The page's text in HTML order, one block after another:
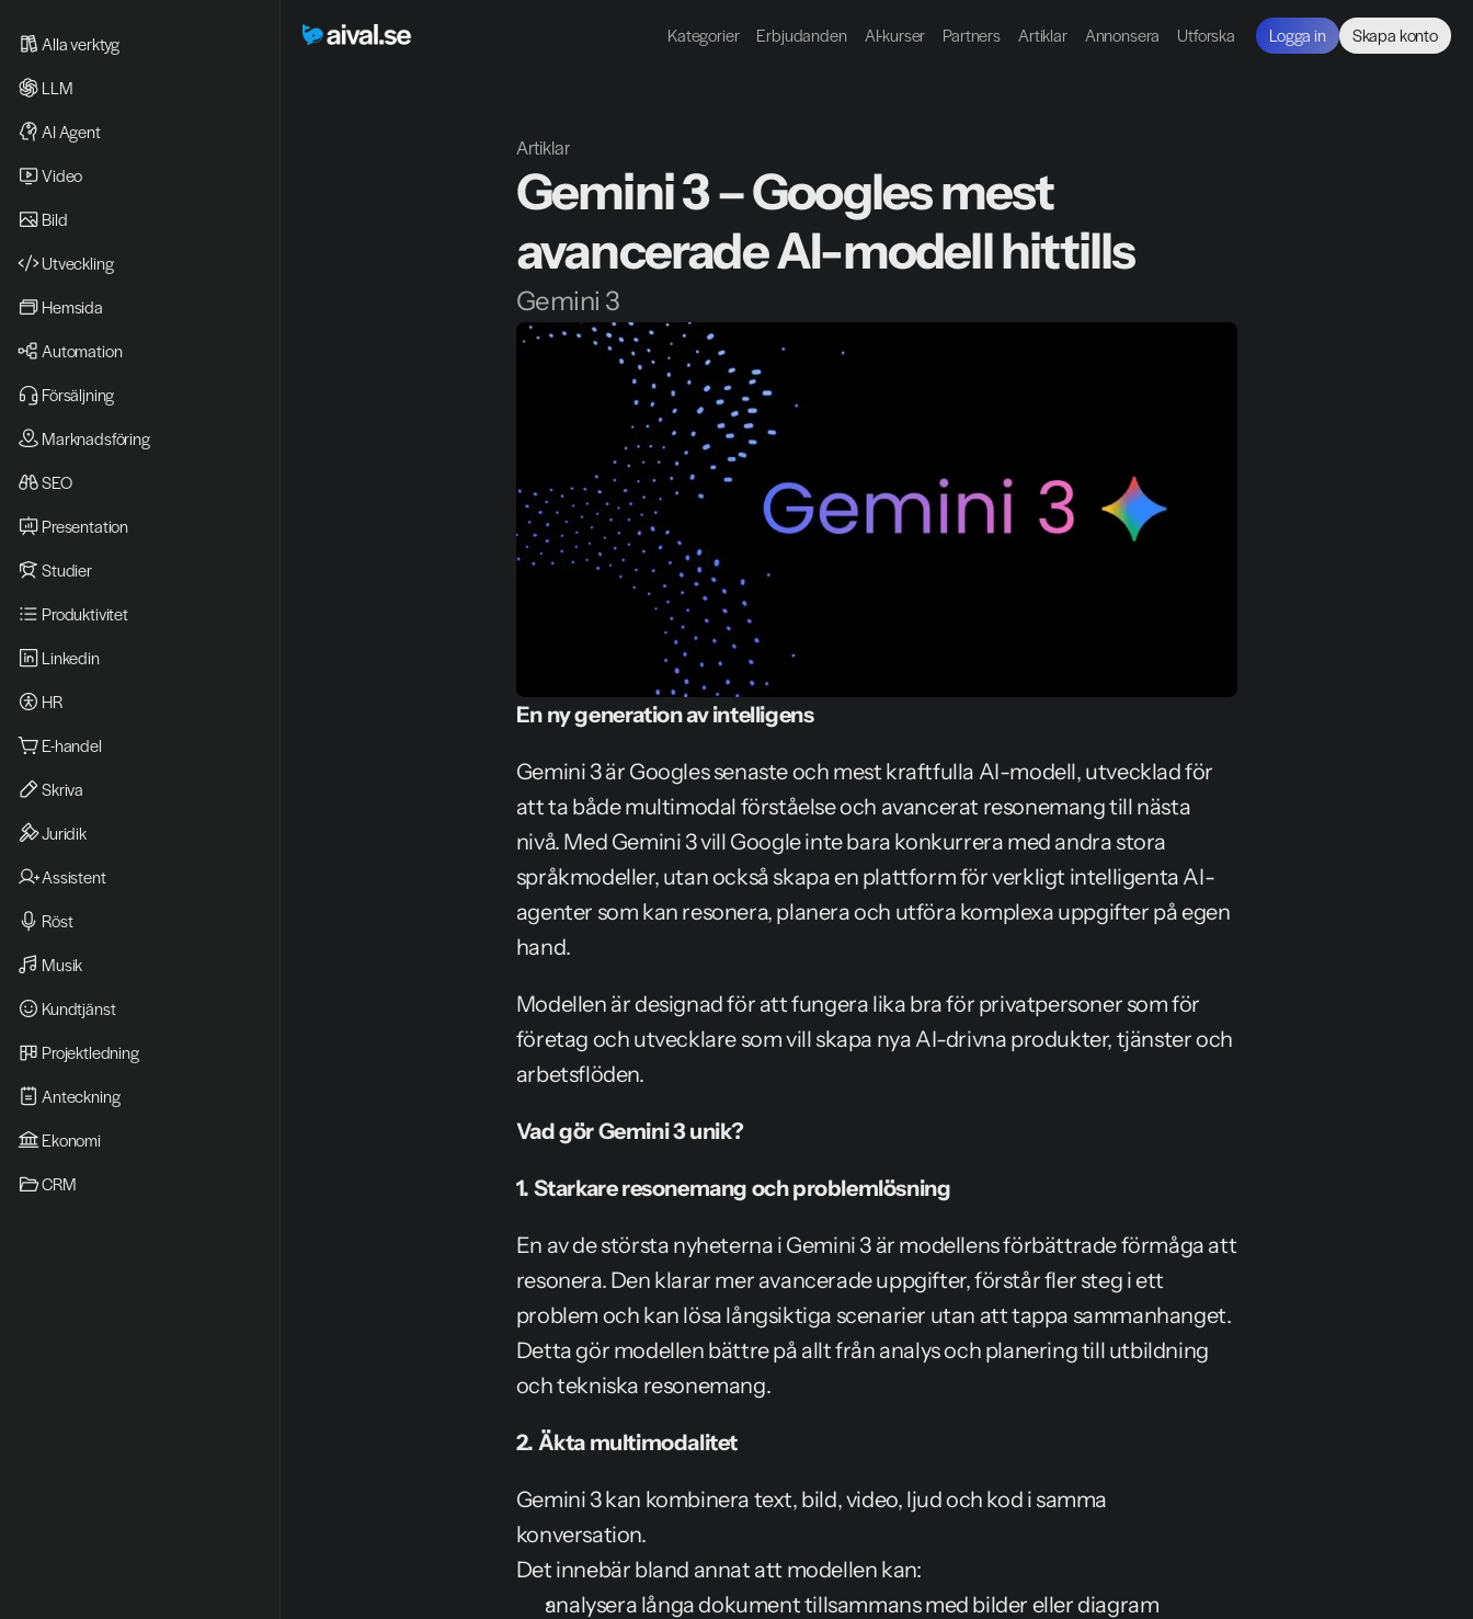
Kategorier Erbjudanden AI-kurser Partners Artiklar Annonsera Utforska Logga in Skapa konto
Alla verktyg
LLM
AI Agent
Video
Bild
Utveckling
Hemsida
Automation
Försäljning
Marknadsföring
SEO
Presentation
Studier
Produktivitet
Linkedin
HR
E-handel
Skriva
Juridik
Assistent
Röst
Musik
Kundtjänst
Projektledning
Anteckning
Ekonomi
CRM
Artiklar
Gemini 3 – Googles mest
avancerade AI-modell hittills
Gemini 3
En ny generation av intelligens
Gemini 3 är Googles senaste och mest kraftfulla AI-modell, utvecklad för
att ta både multimodal förståelse och avancerat resonemang till nästa
nivå. Med Gemini 3 vill Google inte bara konkurrera med andra stora
språkmodeller, utan också skapa en plattform för verkligt intelligenta AI-
agenter som kan resonera, planera och utföra komplexa uppgifter på egen
hand.
Modellen är designad för att fungera lika bra för privatpersoner som för
företag och utvecklare som vill skapa nya AI-drivna produkter, tjänster och
arbetsflöden.
Vad gör Gemini 3 unik?
1. Starkare resonemang och problemlösning
En av de största nyheterna i Gemini 3 är modellens förbättrade förmåga att
resonera. Den klarar mer avancerade uppgifter, förstår fler steg i ett
problem och kan lösa långsiktiga scenarier utan att tappa sammanhanget.
Detta gör modellen bättre på allt från analys och planering till utbildning
och tekniska resonemang.
2. Äkta multimodalitet
Gemini 3 kan kombinera text, bild, video, ljud och kod i samma
konversation.
Det innebär bland annat att modellen kan:
analysera långa dokument tillsammans med bilder eller diagram